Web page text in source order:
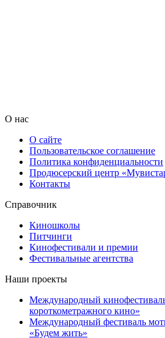
О нас
О сайте
Пользовательское соглашение
Политика конфиденциальности
Продюсерский центр
Контакты
Справочник
Киношколы
Питчинги
Кинофестивали и премии
Фестивальные агентства
Наши проекты
Международный
короткометражного кино»
Международный фестиваль
«Будем жить»